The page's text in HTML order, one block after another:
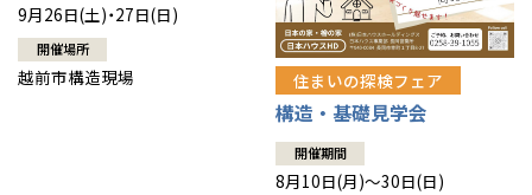
9月26日(土)・27日(日)
開催場所
越前市構造現場 住まいの探検フェア
構造・基礎見学会
開催期間
8月10日(月)～30日(日)